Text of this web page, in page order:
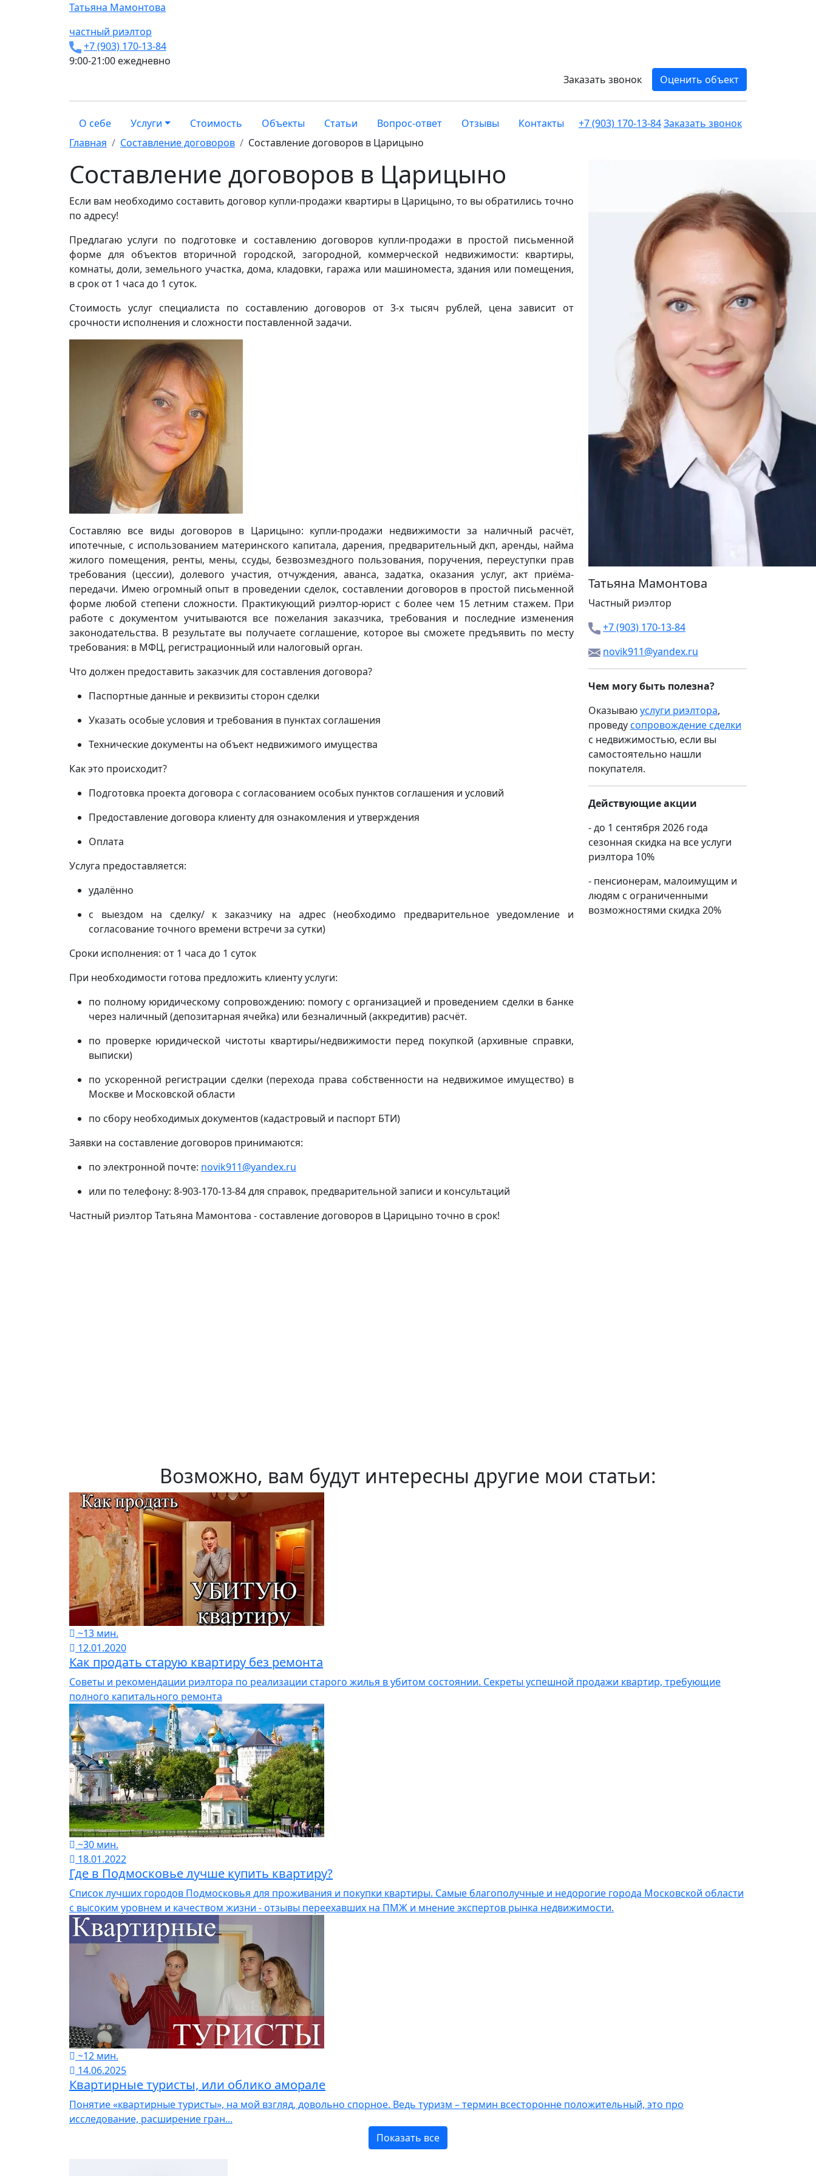
Татьяна Мамонтова
частный риэлтор
+7 (903) 170-13-84
9:00-21:00 ежедневно
Заказать звонок
Оценить объект
О себе Услуги Стоимость Объекты Статьи Вопрос-ответ Отзывы Контакты +7 (903) 170-13-84Заказать звонок
Главная
Составление договоров Составление договоров в Царицыно
Составление договоров в Царицыно
Если вам необходимо составить договор купли-продажи квартиры в Царицыно, то вы обратились точно
по адресу!
Предлагаю услуги по подготовке и составлению договоров купли-продажи в простой письменной
форме для объектов вторичной городской, загородной, коммерческой недвижимости: квартиры,
комнаты, доли, земельного участка, дома, кладовки, гаража или машиноместа, здания или помещения,
в срок от 1 часа до 1 суток.
Стоимость услуг специалиста по составлению договоров от 3-х тысяч рублей, цена зависит от
срочности исполнения и сложности поставленной задачи.
Составляю все виды договоров в Царицыно: купли-продажи недвижимости за наличный расчёт,
ипотечные, с использованием материнского капитала, дарения, предварительный дкп, аренды, найма
жилого помещения, ренты, мены, ссуды, безвозмездного пользования, поручения, переуступки прав
требования (цессии), долевого участия, отчуждения, аванса, задатка, оказания услуг, акт приёма-
передачи. Имею огромный опыт в проведении сделок, составлении договоров в простой письменной
форме любой степени сложности. Практикующий риэлтор-юрист с более чем 15 летним стажем. При
работе с документом учитываются все пожелания заказчика, требования и последние изменения
законодательства. В результате вы получаете соглашение, которое вы сможете предъявить по месту
требования: в МФЦ, регистрационный или налоговый орган.
Что должен предоставить заказчик для составления договора?
Паспортные данные и реквизиты сторон сделки
Указать особые условия и требования в пунктах соглашения
Технические документы на объект недвижимого имущества
Как это происходит?
Подготовка проекта договора с согласованием особых пунктов соглашения и условий
Предоставление договора клиенту для ознакомления и утверждения
Оплата
Услуга предоставляется:
удалённо
с выездом на сделку/ к заказчику на адрес(необходимо предварительное уведомление и
согласование точного времени встречи за сутки)
Сроки исполнения: от 1 часа до 1 суток
При необходимости готова предложить клиенту услуги:
по полному юридическому сопровождению: помогу с организацией и проведением сделки в банке
через наличный (депозитарная ячейка) или безналичный (аккредитив) расчёт.
по проверке юридической чистоты квартиры/недвижимости перед покупкой (архивные справки,
выписки)
по ускоренной регистрации сделки (перехода права собственности на недвижимое имущество) в
Москве и Московской области
по сбору необходимых документов (кадастровый и паспорт БТИ)
Заявки на составление договоров принимаются:
по электронной почте: novik911@yandex.ru
или по телефону: 8-903-170-13-84 для справок, предварительной записи и консультаций
Частный риэлтор Татьяна Мамонтова - составление договоров в Царицыно точно в срок!
Татьяна Мамонтова
Частный риэлтор
+7 (903) 170-13-84
novik911@yandex.ru
Чем могу быть полезна?
Оказываюуслуги риэлтора,
проведусопровождение сделки
с недвижимостью, если вы
самостоятельно нашли
покупателя.
Действующие акции
- до 1 сентября 2026 года
сезонная скидка на все услуги
риэлтора 10%
- пенсионерам, малоимущим и
людям с ограниченными
возможностями скидка 20%
Возможно, вам будут интересны другие мои статьи:
~13 мин.
12.01.2020
Как продать старую квартиру без ремонта
Советы и рекомендации риэлтора по реализации старого жилья в убитом состоянии. Секреты успешной продажи квартир, требующие
полного капитального ремонта
~30 мин.
18.01.2022
Где в Подмосковье лучше купить квартиру?
Список лучших городов Подмосковья для проживания и покупки квартиры. Самые благополучные и недорогие города Московской области
с высоким уровнем и качеством жизни - отзывы переехавших на ПМЖ и мнение экспертов рынка недвижимости.
~12 мин.
14.06.2025
Квартирные туристы, или облико аморале
Понятие «квартирные туристы», на мой взгляд, довольно спорное. Ведь туризм – термин всесторонне положительный, это про
исследование, расширение гран...
Показать все